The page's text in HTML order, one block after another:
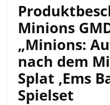
Minions
„Minions:
nach dem
Splat ‚Ems
Spielset